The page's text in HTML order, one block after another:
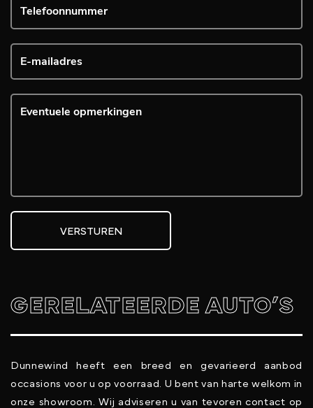
VERSTUREN
GERELATEERDE AUTO’S
Dunnewind heeft een breed en gevarieerd aanbod
occasions voor u op voorraad. U bent van harte welkom in
onze showroom. Wij adviseren u van tevoren contact op